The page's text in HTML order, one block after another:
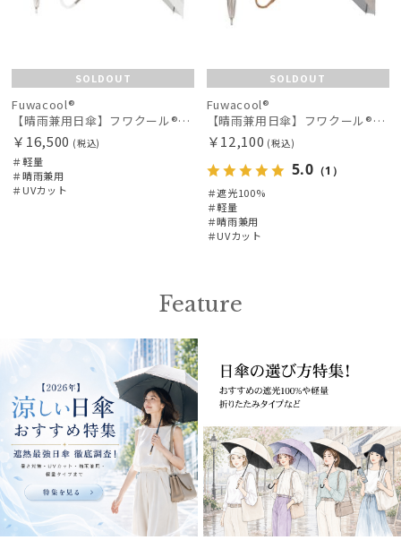
SOLDOUT
Fuwacool®
【晴雨兼用日傘】フワクール®ホワイト（Fuwacool® White）バイカラー 1級遮光 遮熱 UV99%以上
￥16,500 (税込)
＃軽量
＃晴雨兼用
＃UVカット
SOLDOUT
Fuwacool®
【晴雨兼用日傘】フワクール®ホワイト（Fuwacool® White）ラインフラワー 遮光100 UV100
￥12,100 (税込)
5.0 （1）
＃遮光100%
＃軽量
＃晴雨兼用
＃UVカット
Feature